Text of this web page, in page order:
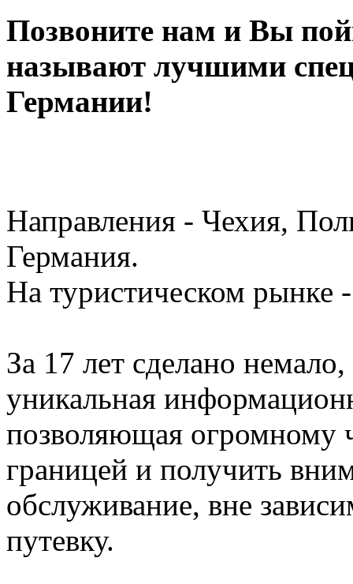
Позвоните нам и Вы
называют лучшими
Германии!
Направления - Чехия,
Германия.
На туристическом рынке
За 17 лет сделано
уникальная
позволяющая огромному
границей и получить
обслуживание, вне
путевку.